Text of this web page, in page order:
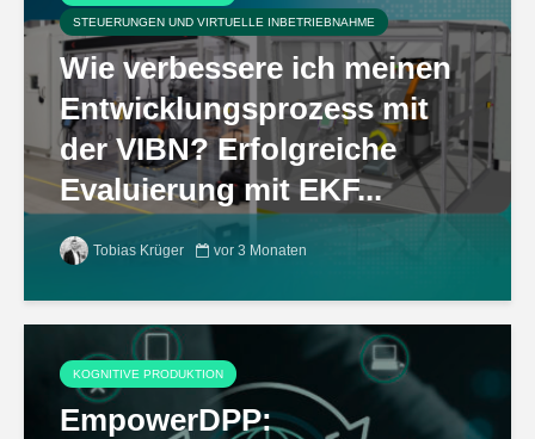
STEUERUNGEN UND VIRTUELLE INBETRIEBNAHME
Wie verbessere ich meinen
Entwicklungsprozess mit
der VIBN? Erfolgreiche
Evaluierung mit EKF...
Tobias Krüger vor 3 Monaten
KOGNITIVE PRODUKTION
EmpowerDPP: